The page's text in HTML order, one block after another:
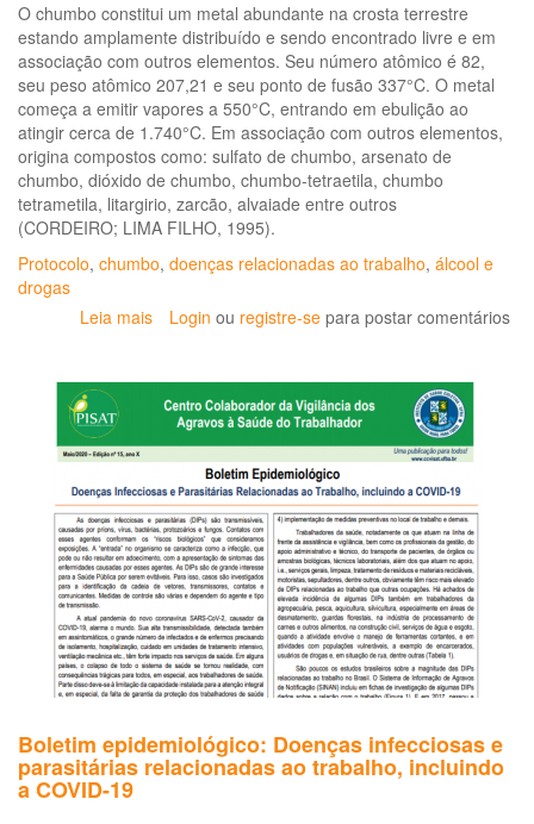
O chumbo constitui um metal abundante na crosta terrestre
estando amplamente distribuído e sendo encontrado livre e em
associação com outros elementos. Seu número atômico é 82,
seu peso atômico 207,21 e seu ponto de fusão 337°C. O metal
começa a emitir vapores a 550°C, entrando em ebulição ao
atingir cerca de 1.740°C. Em associação com outros elementos,
origina compostos como: sulfato de chumbo, arsenato de
chumbo, dióxido de chumbo, chumbo-tetraetila, chumbo
tetrametila, litargirio, zarcão, alvaiade entre outros
(CORDEIRO; LIMA FILHO, 1995).
Protocolo, chumbo, doenças relacionadas ao trabalho, álcool e
drogas
Leia mais sobre
Atenção
saúde
dos
trabalhadores
expostos
ao
chumbo
metálico
Login ou registre-se para postar comentários
Boletim epidemiológico: Doenças infecciosas e
parasitárias relacionadas ao trabalho, incluindo
a COVID-19